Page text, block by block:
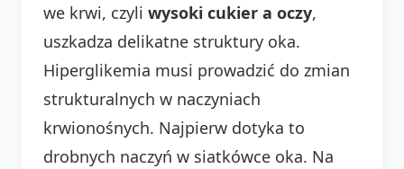
we krwi, czyli wysoki cukier a oczy,
uszkadza delikatne struktury oka.
Hiperglikemia musi prowadzić do zmian
strukturalnych w naczyniach
krwionośnych. Najpierw dotyka to
drobnych naczyń w siatkówce oka. Na